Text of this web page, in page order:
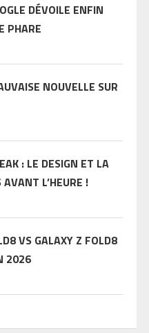
DÉVOILE ENFIN
PHARE
NOUVELLE SUR
: LE DESIGN ET LA
L’HEURE !
VS GALAXY Z FOLD8
2026